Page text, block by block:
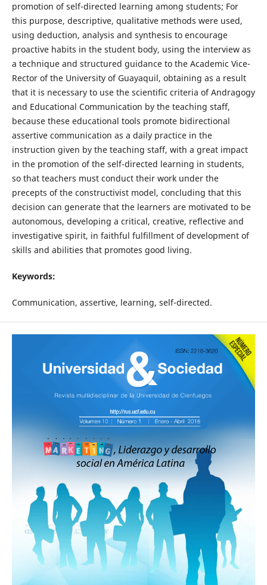
promotion of self-directed learning among students; For
this purpose, descriptive, qualitative methods were used,
using deduction, analysis and synthesis to encourage
proactive habits in the student body, using the interview as
a technique and structured guidance to the Academic Vice-
Rector of the University of Guayaquil, obtaining as a result
that it is necessary to use the scientific criteria of Andragogy
and Educational Communication by the teaching staff,
because these educational tools promote bidirectional
assertive communication as a daily practice in the
instruction given by the teaching staff, with a great impact
in the promotion of the self-directed learning in students,
so that teachers must conduct their work under the
precepts of the constructivist model, concluding that this
decision can generate that the learners are motivated to be
autonomous, developing a critical, creative, reflective and
investigative spirit, in faithful fulfillment of development of
skills and abilities that promotes good living.
Keywords:
Communication, assertive, learning, self-directed.